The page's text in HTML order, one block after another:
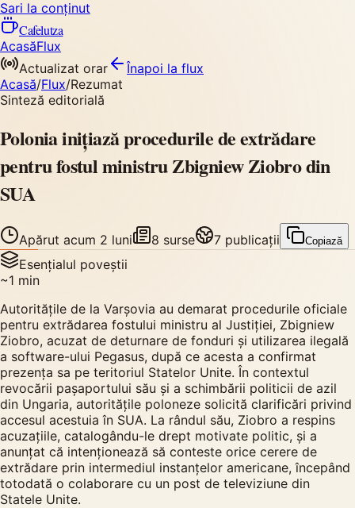
Sari la conținut
Cafelutza
AcasăFlux
Actualizat orar
Înapoi la flux
Acasă/Flux/Rezumat
Sinteză editorială
Polonia inițiază procedurile de extrădare
pentru fostul ministru Zbigniew Ziobro din
SUA
Apărut acum 2 luni 8 surse 7 publicații Copiază
Esențialul poveștii
~1 min
Autoritățile de la Varșovia au demarat procedurile oficiale
pentru extrădarea fostului ministru al Justiției, Zbigniew
Ziobro, acuzat de deturnare de fonduri și utilizarea ilegală
a software-ului Pegasus, după ce acesta a confirmat
prezența sa pe teritoriul Statelor Unite. În contextul
revocării pașaportului său și a schimbării politicii de azil
din Ungaria, autoritățile poloneze solicită clarificări privind
accesul acestuia în SUA. La rândul său, Ziobro a respins
acuzațiile, catalogându-le drept motivate politic, și a
anunțat că intenționează să conteste orice cerere de
extrădare prin intermediul instanțelor americane, începând
totodată o colaborare cu un post de televiziune din
Statele Unite.